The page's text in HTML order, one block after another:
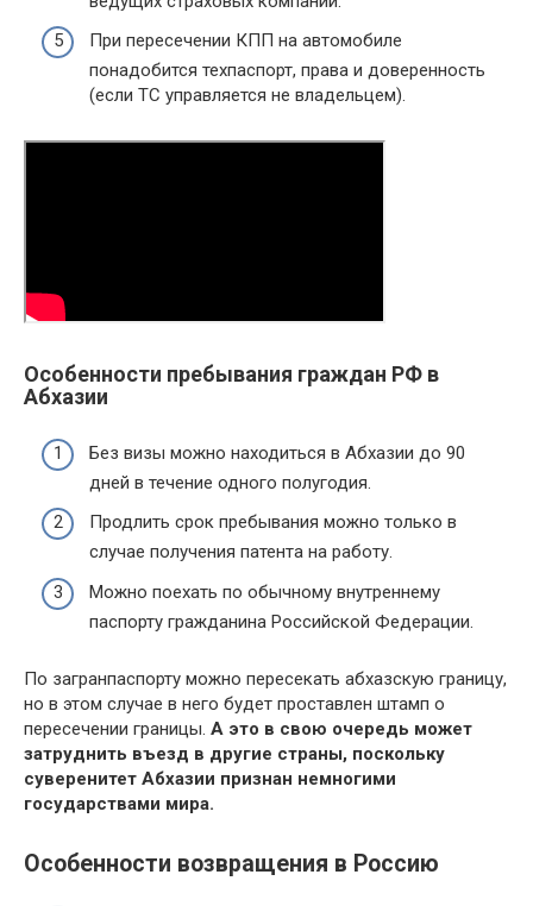
При пересечении КПП на автомобиле
понадобится техпаспорт, права и доверенность
(если ТС управляется не владельцем).
Особенности пребывания граждан РФ в
Абхазии
Без визы можно находиться в Абхазии до 90
дней в течение одного полугодия.
Продлить срок пребывания можно только в
случае получения патента на работу.
Можно поехать по обычному внутреннему
паспорту гражданина Российской Федерации.
По загранпаспорту можно пересекать абхазскую границу,
но в этом случае в него будет проставлен штамп о
пересечении границы. А это в свою очередь может
затруднить въезд в другие страны, поскольку
суверенитет Абхазии признан немногими
государствами мира.
Особенности возвращения в Россию